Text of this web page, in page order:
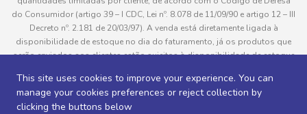
This site uses cookies to improve your experience. You can
manage your cookies preferences or reject collection by
clicking the buttons below
do Consumidor (artigo 39 – I CDC, Lei nº. 8.078 de 11/09/90 e artigo 12 – III
Decreto nº. 2.181 de 20/03/97). A venda está diretamente ligada à
disponibilidade de estoque no dia do faturamento, já os produtos que
serão enviados aos clientes estão sujeitos à disponibilidade de estoque
pedido do cliente, este não será entregue e o valor do item não será
cobrado. As fotos dos produtos no site são ilustrativas, podendo haver
divergência com o produto real e todos os pedidos estão sujeitos à